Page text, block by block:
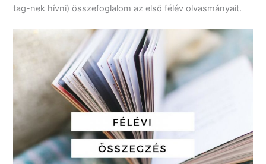
tag-nek hívni) összefoglalom az első félév olvasmányait.